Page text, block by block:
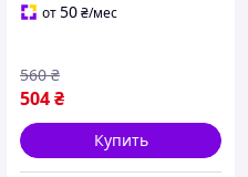
от50₴/мес
504₴
560 ₴
Купить